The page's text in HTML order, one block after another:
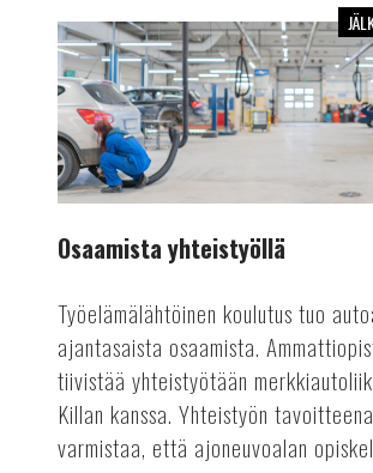
Osaamista
yhteistyöllä
Osaamista yhteistyöllä
Työelämälähtöinen koulutus tuo
ajantasaista osaamista.
tiivistää yhteistyötään
Killan kanssa. Yhteistyön
varmistaa, että ajoneuvoalan